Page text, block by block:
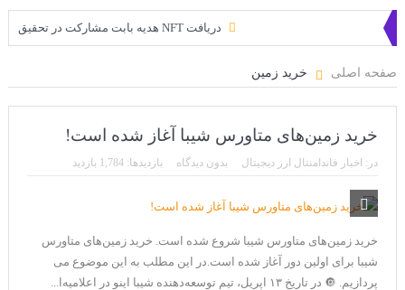
دریافت NFT هدیه بابت مشارکت در تحقیق
سه ایردراپ عالی برای این ماه
CoinEx سریع ترین برند درحال رشد در خدمات مالی!
تحریم ایران توسط استخر پولین!
بیت کوین به امید ETF به 60،000 دلار رسید!
ورود 254 نهنگ جدید به بازار بیت کوین
صفحه اصلی خرید زمین
خرید زمین‌های متاورس شیبا آغاز شده است!
در: اخبار فاندامنتال ارز دیجیتال بدون دیدگاه بازدیدها: 1,784 بازدید
خرید زمین‌های متاورس شیبا شروع شده است. خرید زمین‌های متاورس
شیبا برای اولین دور آغاز شده است.در این مطلب به این موضوع می
پردازیم. 🔘 در تاریخ ۱۳ اپریل، تیم توسعه‌دهنده شیبا اینو در اعلامیه‌ا...